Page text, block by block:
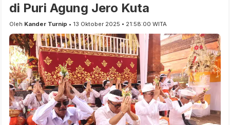
di Puri Agung Jero Kuta
Oleh Kander Turnip • 13 Oktober 2025 • 21:58:00 WITA